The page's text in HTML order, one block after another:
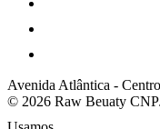
Avenida Atlântica - Centro
© 2026 Raw Beuaty